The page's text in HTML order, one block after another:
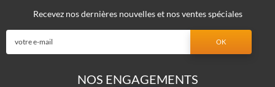
Recevez nos dernières nouvelles et nos ventes spéciales
NOS ENGAGEMENTS